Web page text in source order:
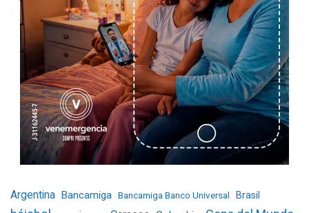
Argentina Bancamiga Bancamiga Banco Universal Brasil